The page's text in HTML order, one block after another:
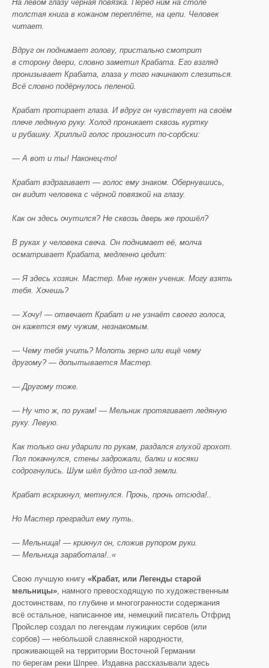
На левом глазу чёрная повязка. Перед ним на столе
толстая книга в кожаном переплёте, на цепи. Человек
читает.
Вдруг он поднимает голову, пристально смотрит
в сторону двери, словно заметил Крабата. Его взгляд
пронизывает Крабата, глаза у того начинают слезиться.
Всё словно подёрнулось пеленой.
Крабат протирает глаза. И вдруг он чувствует на своём
плече ледяную руку. Холод проникает сквозь куртку
и рубашку. Хриплый голос произносит по-сорбски:
— А вот и ты! Наконец-то!
Крабат вздрагивает — голос ему знаком. Обернувшись,
он видит человека с чёрной повязкой на глазу.
Как он здесь очутился? Не сквозь дверь же прошёл?
В руках у человека свеча. Он поднимает её, молча
осматривает Крабата, медленно цедит:
— Я здесь хозяин. Мастер. Мне нужен ученик. Могу взять
тебя. Хочешь?
— Хочу! — отвечает Крабат и не узнаёт своего голоса,
он кажется ему чужим, незнакомым.
— Чему тебя учить? Молоть зерно или ещё чему
другому? — допытывается Мастер.
— Другому тоже.
— Ну что ж, по рукам! — Мельник протягивает ледяную
руку. Левую.
Как только они ударили по рукам, раздался глухой грохот.
Пол покачнулся, стены задрожали, балки и косяки
содрогнулись. Шум шёл будто из-под земли.
Крабат вскрикнул, метнулся. Прочь, прочь отсюда!..
Но Мастер преградил ему путь.
— Мельница! — крикнул он, сложив рупором руки.
— Мельница заработала!..«
Свою лучшую книгу «Крабат, или Легенды старой
мельницы», намного превосходящую по художественным
достоинствам, по глубине и многогранности содержания
всё остальное, написанное им, немецкий писатель Отфрид
Пройслер создал по легендам лужицких сербов (или
сорбов) — небольшой славянской народности,
проживающей на территории Восточной Германии
по берегам реки Шпрее. Издавна рассказывали здесь